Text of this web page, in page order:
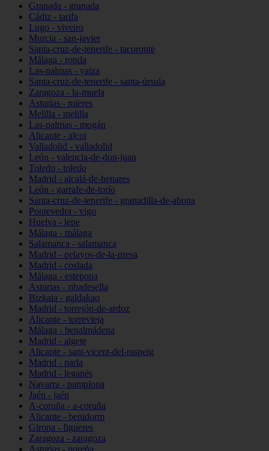
Granada - granada
Cádiz - tarifa
Lugo - viveiro
Murcia - san-javier
Santa-cruz-de-tenerife - tacoronte
Málaga - ronda
Las-palmas - yaiza
Santa-cruz-de-tenerife - santa-úrsula
Zaragoza - la-muela
Asturias - mieres
Melilla - melilla
Las-palmas - mogán
Alicante - alcoi
Valladolid - valladolid
León - valencia-de-don-juan
Toledo - toledo
Madrid - alcalá-de-henares
León - garrafe-de-torío
Santa-cruz-de-tenerife - granadilla-de-abona
Pontevedra - vigo
Huelva - lepe
Málaga - málaga
Salamanca - salamanca
Madrid - pelayos-de-la-presa
Madrid - coslada
Málaga - estepona
Asturias - ribadesella
Bizkaia - galdakao
Madrid - torrejón-de-ardoz
Alicante - torrevieja
Málaga - benalmádena
Madrid - algete
Alicante - sant-vicent-del-raspeig
Madrid - parla
Madrid - leganés
Navarra - pamplona
Jaén - jaén
A-coruña - a-coruña
Alicante - benidorm
Girona - figueres
Zaragoza - zaragoza
Asturias - noreña